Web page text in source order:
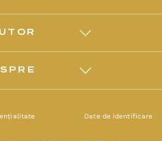
Date de identificare